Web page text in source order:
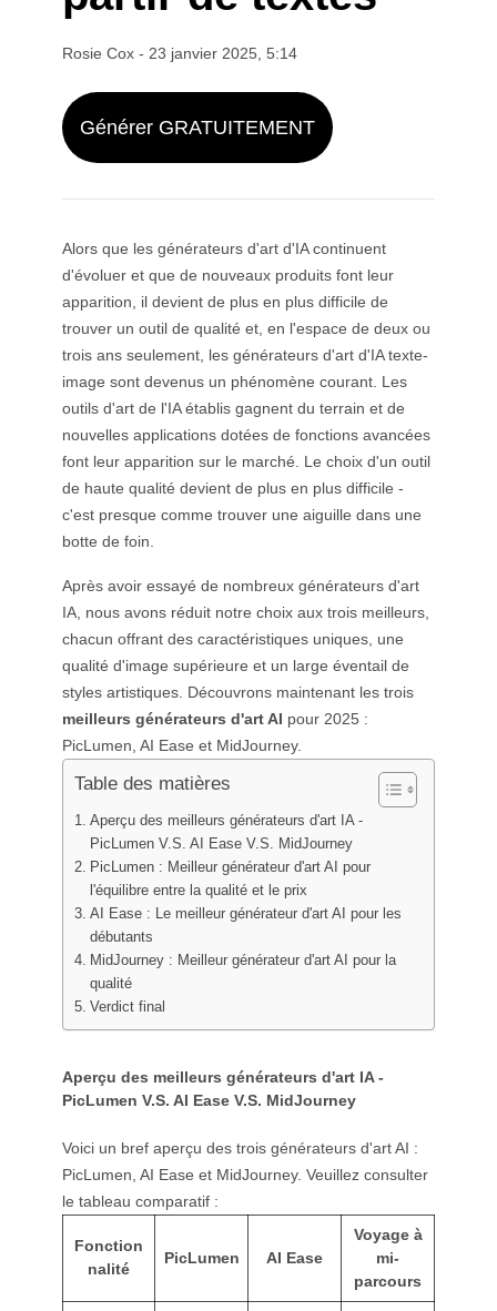
Générateur de twerk IA
Vidéo de danse IA
Vidéo de danse pour bébé
Montage vidéo
Dénoncer la vidéo
Créateur de ralenti
Vidéo en anime
Par sujet
Générateur de filles IA
Générateur de personnages IA
Générateur de visages IA
Générateur de bébé IA
Réaliste
Personnage d'anime
Funko Pop
Pixel art
Créateur de chibi
Créateur de VTuber
Personnage 3D
Générateur de tatouages IA
Générateur d’avatars IA
GPT Image 2.0
Kling 3.0 Contrôle du mouvement
Sora IA
Seedance 2.0
Tous les modèles
Colorisation d’images
Remplacement IA (Inpainting)
Extension d’image
Retoucher & Restyler
Changeur de vêtements par IA
Générateur de photos d’identité
Effaceur d’objets
Photo en œuvre d’art
Page de coloriage
Générateur d’arrière-plans IA
Essayage virtuel
Marketing
Vidéo de présentation IA
Générateur de logos IA
Générateur d’affiches IA
Générateur de bannières IA
Créateur de couvertures de livres
Création de vêtements
Rosie Cox - 23 janvier 2025, 5:14
Générer GRATUITEMENT
Alors que les générateurs d'art d'IA continuent
d'évoluer et que de nouveaux produits font leur
apparition, il devient de plus en plus difficile de
trouver un outil de qualité et, en l'espace de deux ou
trois ans seulement, les générateurs d'art d'IA texte-
image sont devenus un phénomène courant. Les
outils d'art de l'IA établis gagnent du terrain et de
nouvelles applications dotées de fonctions avancées
font leur apparition sur le marché. Le choix d'un outil
de haute qualité devient de plus en plus difficile -
c'est presque comme trouver une aiguille dans une
botte de foin.
Après avoir essayé de nombreux générateurs d'art
IA, nous avons réduit notre choix aux trois meilleurs,
chacun offrant des caractéristiques uniques, une
qualité d'image supérieure et un large éventail de
styles artistiques. Découvrons maintenant les trois
meilleurs générateurs d'art AI pour 2025 :
PicLumen, AI Ease et MidJourney.
Table des matières
Aperçu des meilleurs générateurs d'art IA -
PicLumen V.S. AI Ease V.S. MidJourney
PicLumen : Meilleur générateur d'art AI pour
l'équilibre entre la qualité et le prix
AI Ease : Le meilleur générateur d'art AI pour les
débutants
MidJourney : Meilleur générateur d'art AI pour la
qualité
Verdict final
Aperçu des meilleurs générateurs d'art IA -
PicLumen V.S. AI Ease V.S. MidJourney
Voici un bref aperçu des trois générateurs d'art AI :
PicLumen, AI Ease et MidJourney. Veuillez consulter
le tableau comparatif :
Fonction
nalité
PicLumen AI Ease
Voyage à
mi-
parcours